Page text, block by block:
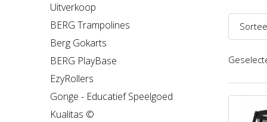
Uitverkoop
BERG Trampolines
Berg Gokarts
BERG PlayBase
EzyRollers
Gonge - Educatief Speelgoed
Kualitas ©
Prijs
Prijs